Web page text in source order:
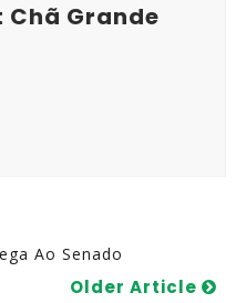
Chã Grande
Ao Senado
Older Article